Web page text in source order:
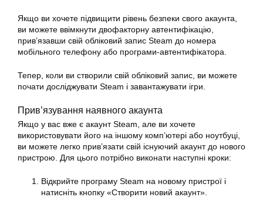
Якщо ви хочете підвищити рівень безпеки свого акаунта,
ви можете ввімкнути двофакторну автентифікацію,
прив’язавши свій обліковий запис Steam до номера
мобільного телефону або програми-автентифікатора.
Тепер, коли ви створили свій обліковий запис, ви можете
почати досліджувати Steam і завантажувати ігри.
Прив’язування наявного акаунта
Якщо у вас вже є акаунт Steam, але ви хочете
використовувати його на іншому комп’ютері або ноутбуці,
ви можете легко прив’язати свій існуючий акаунт до нового
пристрою. Для цього потрібно виконати наступні кроки:
Відкрийте програму Steam на новому пристрої і
натисніть кнопку «Створити новий акаунт».